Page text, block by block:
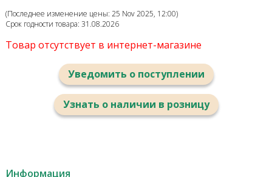
(Последнее изменение цены: 25 Nov 2025, 12:00)
Срок годности товара: 31.08.2026
Товар отсутствует в интернет-магазине
Уведомить о поступлении
Узнать о наличии в розницу
Информация